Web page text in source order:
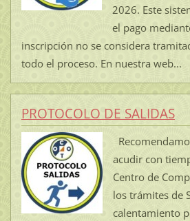
2026. Este
el pago
inscripción no se considera
todo el proceso. En nuestra web...
PROTOCOLO DE SALIDAS
acudir con
Centro de
los trámites de
calentamiento